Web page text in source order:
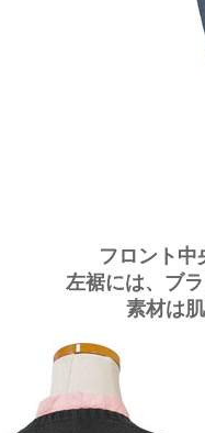
フロント中
左裾には、ブ
素材は